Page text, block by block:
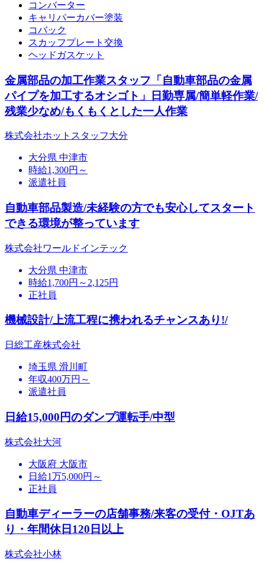
コンバーター
キャリパーカバー塗装
コバック
スカッフプレート交換
ヘッドガスケット
金属部品の加工作業スタッフ「自動車部品の金属
パイプを加工するオシゴト」日勤専属/簡単軽作業/
残業少なめ/もくもくとした一人作業
株式会社ホットスタッフ大分
大分県 中津市
時給1,300円～
派遣社員
自動車部品製造/未経験の方でも安心してスタート
できる環境が整っています
株式会社ワールドインテック
大分県 中津市
時給1,700円～2,125円
正社員
機械設計/上流工程に携われるチャンスあり!/
日総工産株式会社
埼玉県 滑川町
年収400万円～
派遣社員
日給15,000円のダンプ運転手/中型
株式会社大河
大阪府 大阪市
日給1万5,000円～
正社員
自動車ディーラーの店舗事務/来客の受付・OJTあ
り・年間休日120日以上
株式会社小林